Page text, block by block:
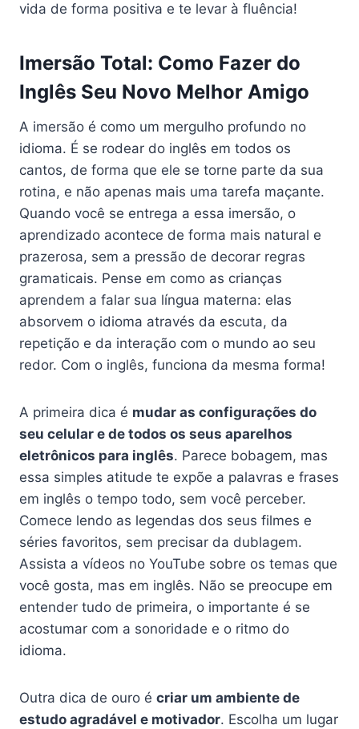
vida de forma positiva e te levar à fluência!
Imersão Total: Como Fazer do
Inglês Seu Novo Melhor Amigo
A imersão é como um mergulho profundo no
idioma. É se rodear do inglês em todos os
cantos, de forma que ele se torne parte da sua
rotina, e não apenas mais uma tarefa maçante.
Quando você se entrega a essa imersão, o
aprendizado acontece de forma mais natural e
prazerosa, sem a pressão de decorar regras
gramaticais. Pense em como as crianças
aprendem a falar sua língua materna: elas
absorvem o idioma através da escuta, da
repetição e da interação com o mundo ao seu
redor. Com o inglês, funciona da mesma forma!
A primeira dica é mudar as configurações do
seu celular e de todos os seus aparelhos
eletrônicos para inglês. Parece bobagem, mas
essa simples atitude te expõe a palavras e frases
em inglês o tempo todo, sem você perceber.
Comece lendo as legendas dos seus filmes e
séries favoritos, sem precisar da dublagem.
Assista a vídeos no YouTube sobre os temas que
você gosta, mas em inglês. Não se preocupe em
entender tudo de primeira, o importante é se
acostumar com a sonoridade e o ritmo do
idioma.
Outra dica de ouro é criar um ambiente de
estudo agradável e motivador. Escolha um lugar